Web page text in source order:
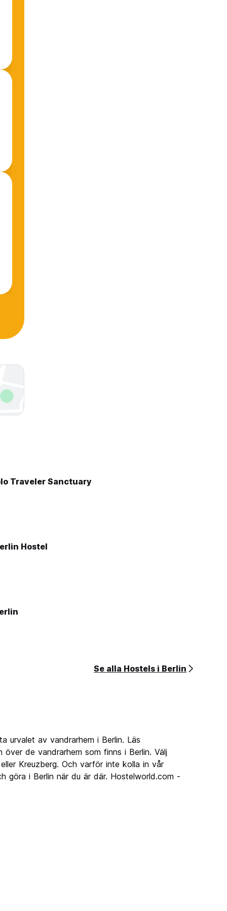
Traveler Sanctuary
Hostel
Se alla Hostels i Berlin
urvalet av vandrarhem i Berlin. Läs
de vandrarhem som finns i Berlin. Välj
Kreuzberg. Och varför inte kolla in vår
göra i Berlin när du är där. Hostelworld.com -